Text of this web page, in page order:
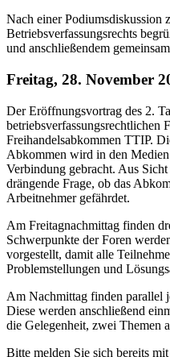
Nach einer Podiumsdiskussion
Betriebsverfassungsrechts
und anschließendem
Freitag, 28. November
Der Eröffnungsvortrag des 2.
betriebsverfassungsrechtlichen
Freihandelsabkommen TTIP.
Abkommen wird in den
Verbindung gebracht. Aus
drängende Frage, ob das
Arbeitnehmer gefährdet.
Am Freitagnachmittag finden
Schwerpunkte der Foren
vorgestellt, damit alle
Problemstellungen und
Am Nachmittag finden parallel
Diese werden anschließend
die Gelegenheit, zwei Themen
Bitte melden Sie sich bereits